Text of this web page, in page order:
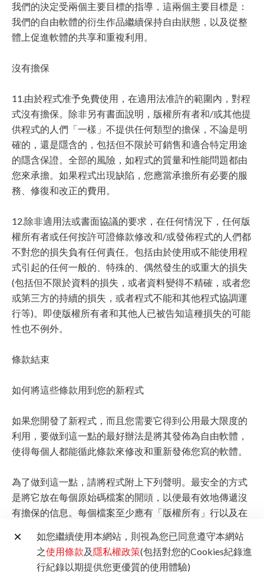
我們的決定受兩個主要目標的指導，這兩個主要目標是：
我們的自由軟體的衍生作品繼續保持自由狀態，以及從整
體上促進軟體的共享和重複利用。
沒有擔保
11.由於程式准予免費使用，在適用法准許的範圍內，對程
式沒有擔保。除非另有書面說明，版權所有者和/或其他提
供程式的人們「一樣」不提供任何類型的擔保，不論是明
確的，還是隱含的，包括但不限於可銷售和適合特定用途
的隱含保證。全部的風險，如程式的質量和性能問題都由
您來承擔。如果程式出現缺陷，您應當承擔所有必要的服
務、修復和改正的費用。
12.除非適用法或書面協議的要求，在任何情況下，任何版
權所有者或任何按許可證條款修改和/或發佈程式的人們都
不對您的損失負有任何責任。包括由於使用或不能使用程
式引起的任何一般的、特殊的、偶然發生的或重大的損失
(包括但不限於資料的損失，或者資料變得不精確，或者您
或第三方的持續的損失，或者程式不能和其他程式協調運
行等)。即使版權所有者和其他人已被告知這種損失的可能
性也不例外。
條款結束
如何將這些條款用到您的新程式
如果您開發了新程式，而且您需要它得到公用最大限度的
利用，要做到這一點的最好辦法是將其發佈為自由軟體，
使得每個人都能循此條款來修改和重新發佈您寫的軟體。
為了做到這一點，請將程式附上下列聲明。最安全的方式
是將它放在每個原始碼檔案的開頭，以便最有效地傳遞沒
有擔保的信息。每個檔案至少應有「版權所有」行以及在
用一行空間描述程式的名稱和它的用途。
版權所有 (C) yyyy 作者姓名
如您繼續使用本網站，則視為您已同意遵守本網站
之使用條款及隱私權政策(包括對您的Cookies紀錄進
行紀錄以期提供您更優質的使用體驗)